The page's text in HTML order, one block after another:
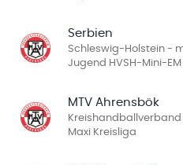
Serbien
Schleswig-Holstein -
Jugend HVSH-Mini-EM
MTV Ahrensbök
Maxi Kreisliga